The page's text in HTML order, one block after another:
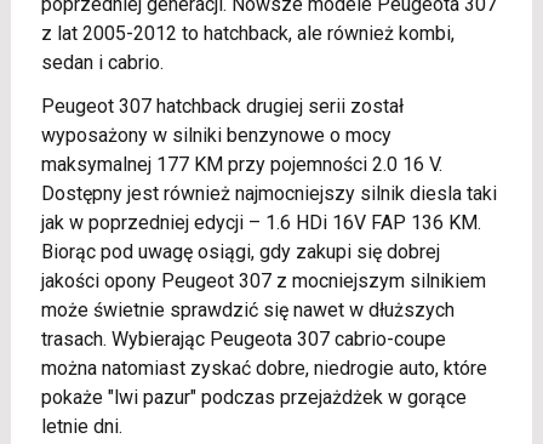
z lat 2005-2012 to hatchback, ale również kombi,
sedan i cabrio.
Peugeot 307 hatchback drugiej serii został
wyposażony w silniki benzynowe o mocy
maksymalnej 177 KM przy pojemności 2.0 16 V.
Dostępny jest również najmocniejszy silnik diesla taki
jak w poprzedniej edycji – 1.6 HDi 16V FAP 136 KM.
Biorąc pod uwagę osiągi, gdy zakupi się dobrej
jakości opony Peugeot 307 z mocniejszym silnikiem
może świetnie sprawdzić się nawet w dłuższych
trasach. Wybierając Peugeota 307 cabrio-coupe
można natomiast zyskać dobre, niedrogie auto, które
pokaże "lwi pazur" podczas przejażdżek w gorące
letnie dni.